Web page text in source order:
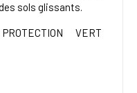
sols glissants.
VERT